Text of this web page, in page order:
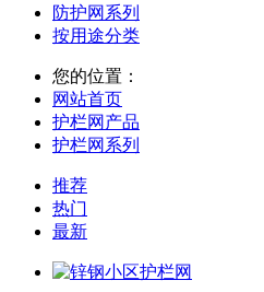
防护网系列
按用途分类
您的位置：
网站首页
护栏网产品
护栏网系列
推荐
热门
最新